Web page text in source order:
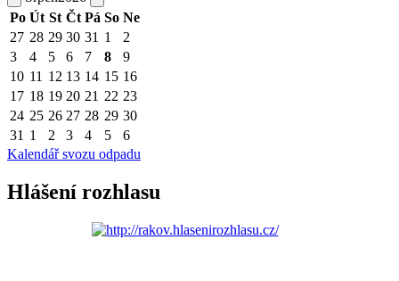
Po Út St Čt Pá So Ne
27 28 29 30 31 1
2
3
4 5 6 7 8
9
10 11 12 13 14 15 16
17 18 19 20 21 22 23
24 25 26 27 28 29 30
31 1 2 3 4 5
6
Kalendář svozu odpadu
Hlášení rozhlasu